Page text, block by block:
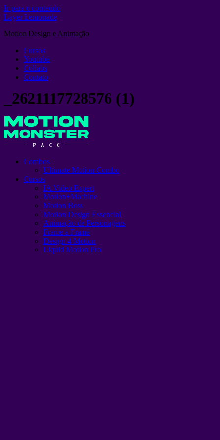
Ir para o conteúdo
Layer Lemonade
Motion Design e Animação
Cursos
Youtube
Collabs
Contato
_2621117728576 (1)
Combos
Ultimate Motion Combo
Cursos
IA Video Expert
Motion+Machine
Motion Boss
Motion Design Essencial
Animação de Personagens
Frame a Frame
Design 4 Motion
Liquid Motion Pro